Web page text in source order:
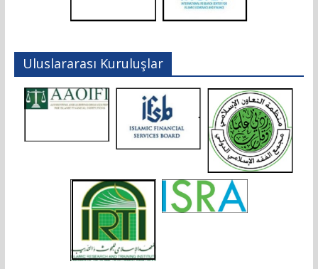
Uluslararası Kuruluşlar